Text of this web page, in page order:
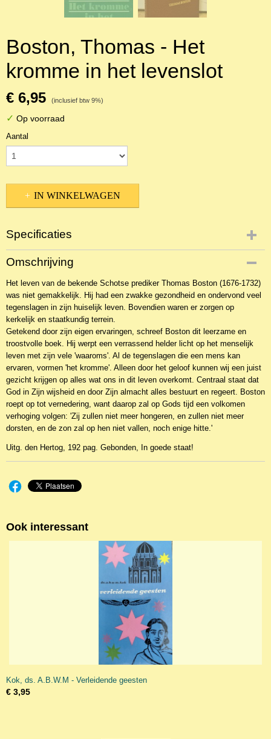
Boston, Thomas - Het
kromme in het levenslot
€ 6,95 (inclusief btw 9%)
✓ Op voorraad
Aantal
IN WINKELWAGEN
Specificaties
Productcode
2BKT-8797
Omschrijving
Het leven van de bekende Schotse prediker Thomas Boston (1676-1732)
was niet gemakkelijk. Hij had een zwakke gezondheid en ondervond veel
tegenslagen in zijn huiselijk leven. Bovendien waren er zorgen op
kerkelijk en staatkundig terrein.
Getekend door zijn eigen ervaringen, schreef Boston dit leerzame en
troostvolle boek. Hij werpt een verrassend helder licht op het menselijk
leven met zijn vele 'waaroms'. Al de tegenslagen die een mens kan
ervaren, vormen 'het kromme'. Alleen door het geloof kunnen wij een juist
gezicht krijgen op alles wat ons in dit leven overkomt. Centraal staat dat
God in Zijn wijsheid en door Zijn almacht alles bestuurt en regeert. Boston
roept op tot vernedering, want daarop zal op Gods tijd een volkomen
verhoging volgen: 'Zij zullen niet meer hongeren, en zullen niet meer
dorsten, en de zon zal op hen niet vallen, noch enige hitte.'
Uitg. den Hertog, 192 pag. Gebonden, In goede staat!
Ook interessant
Kok, ds. A.B.W.M - Verleidende geesten
€ 3,95